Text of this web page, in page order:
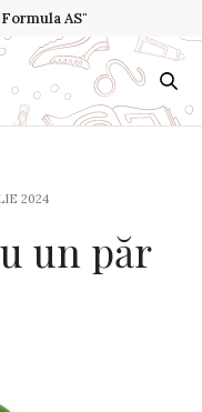
AS"
2024
un păr